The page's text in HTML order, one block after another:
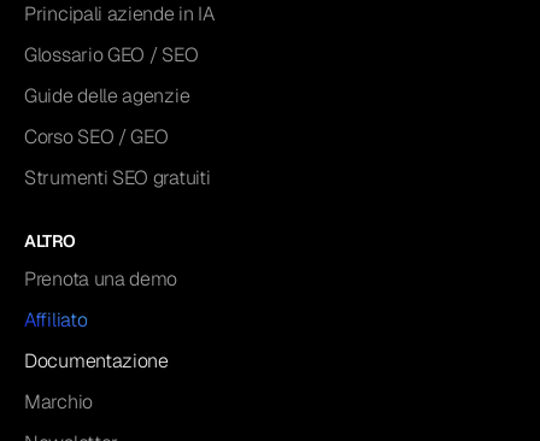
Principali aziende in IA
Glossario GEO / SEO
Guide delle agenzie
Corso SEO / GEO
Strumenti SEO gratuiti
ALTRO
Prenota una demo
Affiliato
Documentazione
Marchio